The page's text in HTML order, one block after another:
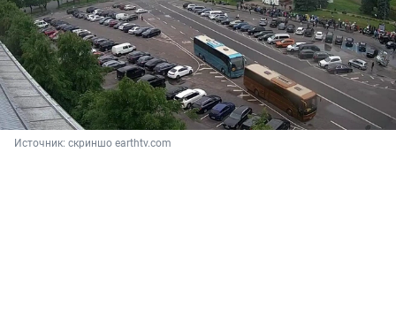
Источник: скриншо earthtv.com